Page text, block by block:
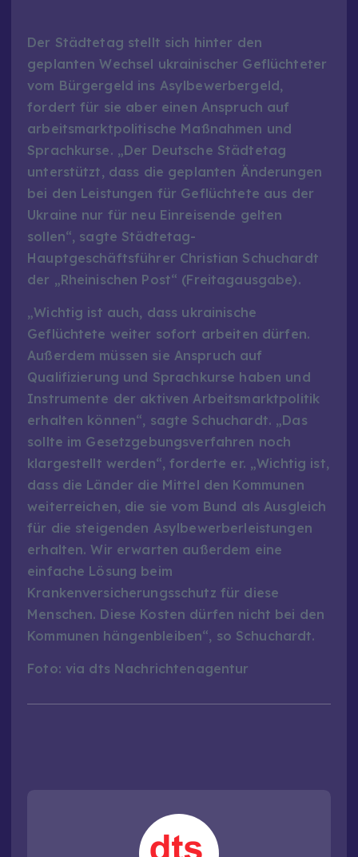
Der Städtetag stellt sich hinter den
geplanten Wechsel ukrainischer Geflüchteter
vom Bürgergeld ins Asylbewerbergeld,
fordert für sie aber einen Anspruch auf
arbeitsmarktpolitische Maßnahmen und
Sprachkurse. „Der Deutsche Städtetag
unterstützt, dass die geplanten Änderungen
bei den Leistungen für Geflüchtete aus der
Ukraine nur für neu Einreisende gelten
sollen“, sagte Städtetag-
Hauptgeschäftsführer Christian Schuchardt
der „Rheinischen Post“ (Freitagausgabe).
„Wichtig ist auch, dass ukrainische
Geflüchtete weiter sofort arbeiten dürfen.
Außerdem müssen sie Anspruch auf
Qualifizierung und Sprachkurse haben und
Instrumente der aktiven Arbeitsmarktpolitik
erhalten können“, sagte Schuchardt. „Das
sollte im Gesetzgebungsverfahren noch
klargestellt werden“, forderte er. „Wichtig ist,
dass die Länder die Mittel den Kommunen
weiterreichen, die sie vom Bund als Ausgleich
für die steigenden Asylbewerberleistungen
erhalten. Wir erwarten außerdem eine
einfache Lösung beim
Krankenversicherungsschutz für diese
Menschen. Diese Kosten dürfen nicht bei den
Kommunen hängenbleiben“, so Schuchardt.
Foto: via dts Nachrichtenagentur